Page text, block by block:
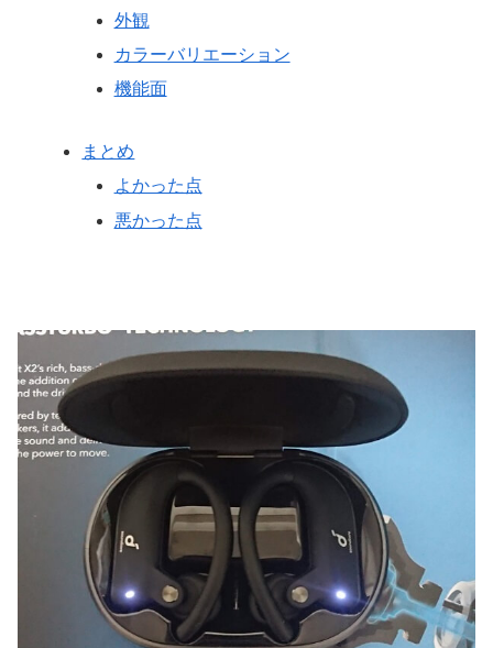
外観
カラーバリエーション
機能面
まとめ
よかった点
悪かった点